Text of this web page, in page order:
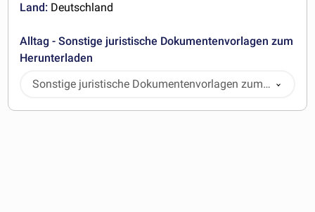
Land: Deutschland
Alltag - Sonstige juristische Dokumentenvorlagen zum
Herunterladen
Sonstige juristische Dokumentenvorlagen zum
Herunterladen